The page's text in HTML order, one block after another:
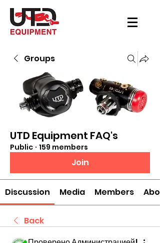
Groups
UTD Equipment FAQ's
Public · 159 members
Join
Discussion Media Members
Back